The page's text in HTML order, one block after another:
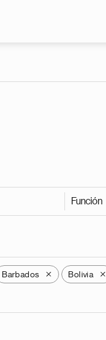
Función
Barbados X Bolivia X